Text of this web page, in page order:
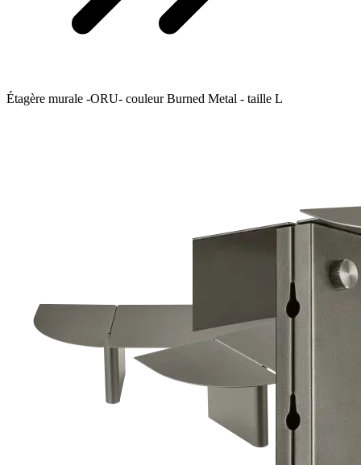
Étagère murale -ORU- couleur Burned Metal - taille L